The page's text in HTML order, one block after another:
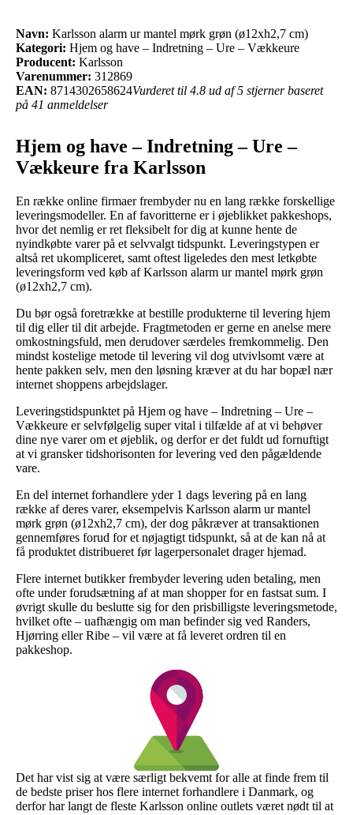
Navn: Karlsson alarm ur mantel mørk grøn (ø12xh2,7 cm)
Kategori: Hjem og have – Indretning – Ure – Vækkeure
Producent: Karlsson
Varenummer: 312869
EAN: 8714302658624Vurderet til 4.8 ud af 5 stjerner baseret
på 41 anmeldelser
Hjem og have – Indretning – Ure –
Vækkeure fra Karlsson
En række online firmaer frembyder nu en lang række forskellige
leveringsmodeller. En af favoritterne er i øjeblikket pakkeshops,
hvor det nemlig er ret fleksibelt for dig at kunne hente de
nyindkøbte varer på et selvvalgt tidspunkt. Leveringstypen er
altså ret ukompliceret, samt oftest ligeledes den mest letkøbte
leveringsform ved køb af Karlsson alarm ur mantel mørk grøn
(ø12xh2,7 cm).
Du bør også foretrække at bestille produkterne til levering hjem
til dig eller til dit arbejde. Fragtmetoden er gerne en anelse mere
omkostningsfuld, men derudover særdeles fremkommelig. Den
mindst kostelige metode til levering vil dog utvivlsomt være at
hente pakken selv, men den løsning kræver at du har bopæl nær
internet shoppens arbejdslager.
Leveringstidspunktet på Hjem og have – Indretning – Ure –
Vækkeure er selvfølgelig super vital i tilfælde af at vi behøver
dine nye varer om et øjeblik, og derfor er det fuldt ud fornuftigt
at vi gransker tidshorisonten for levering ved den pågældende
vare.
En del internet forhandlere yder 1 dags levering på en lang
række af deres varer, eksempelvis Karlsson alarm ur mantel
mørk grøn (ø12xh2,7 cm), der dog påkræver at transaktionen
gennemføres forud for et nøjagtigt tidspunkt, så at de kan nå at
få produktet distribueret før lagerpersonalet drager hjemad.
Flere internet butikker frembyder levering uden betaling, men
ofte under forudsætning af at man shopper for en fastsat sum. I
øvrigt skulle du beslutte sig for den prisbilligste leveringsmetode,
hvilket ofte – uafhængig om man befinder sig ved Randers,
Hjørring eller Ribe – vil være at få leveret ordren til en
pakkeshop.
Det har vist sig at være særligt bekvemt for alle at finde frem til
de bedste priser hos flere internet forhandlere i Danmark, og
derfor har langt de fleste Karlsson online outlets været nødt til at